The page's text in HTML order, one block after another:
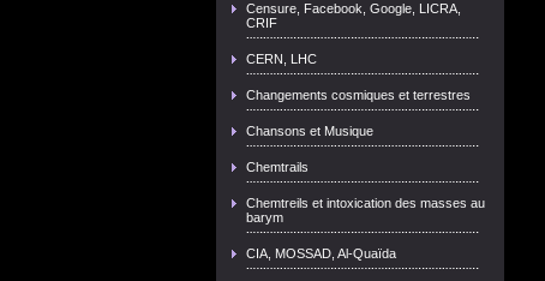
Censure, Facebook, Google, LICRA,
CRIF
CERN, LHC
Changements cosmiques et terrestres
Chansons et Musique
Chemtrails
Chemtreils et intoxication des masses au
barym
CIA, MOSSAD, Al-Quaïda